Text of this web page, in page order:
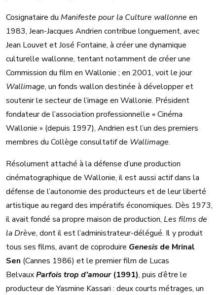
Cosignataire du Manifeste pour la Culture wallonne en
1983, Jean-Jacques Andrien contribue longuement, avec
Jean Louvet et José Fontaine, à créer une dynamique
culturelle wallonne, tentant notamment de créer une
Commission du film en Wallonie ; en 2001, voit le jour
Wallimage, un fonds wallon destinée à développer et
soutenir le secteur de l’image en Wallonie. Président
fondateur de l’association professionnelle « Cinéma
Wallonie » (depuis 1997), Andrien est l’un des premiers
membres du Collège consultatif de Wallimage.
Résolument attaché à la défense d’une production
cinématographique de Wallonie, il est aussi actif dans la
défense de l’autonomie des producteurs et de leur liberté
artistique au regard des impératifs économiques. Dès 1973,
il avait fondé sa propre maison de production, Les films de
la Drève, dont il est l’administrateur-délégué. Il y produit
tous ses films, avant de coproduire Genesis de Mrinal
Sen (Cannes 1986) et le premier film de Lucas
BelvauxParfois trop d’amour (1991), puis d’être le
producteur de Yasmine Kassari : deux courts métrages, un